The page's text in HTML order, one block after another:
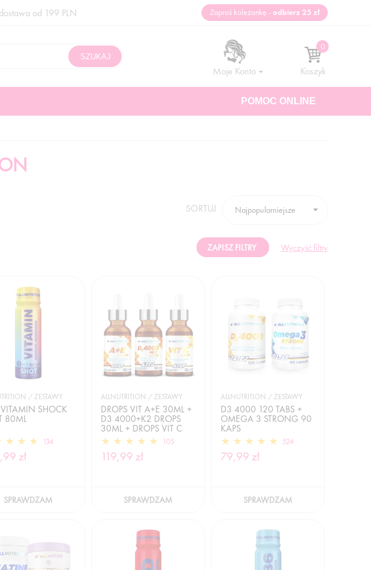
od 199 PLN
Koszyk
Moje Konto
POMOC ONLINE
Zaproś koleżankę -odbierz 25 zł
SORTUJ
ZAPISZ FILTRY
/ ZESTAWY
SHOCK
80ML
134
zł
SPRAWDZAM
ALLNUTRITION / ZESTAWY
DROPS VIT A+E 30ML +
D3 4000+K2 DROPS
30ML + DROPS VIT C
30ML
105
119,99 zł
SPRAWDZAM
ALLNUTRITION / ZESTAWY
D3 4000 120 TABS +
OMEGA 3 STRONG 90
KAPS
524
79,99 zł
SPRAWDZAM